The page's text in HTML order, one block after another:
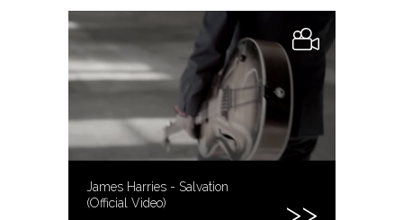
James Harries - Salvation
(Official Video)